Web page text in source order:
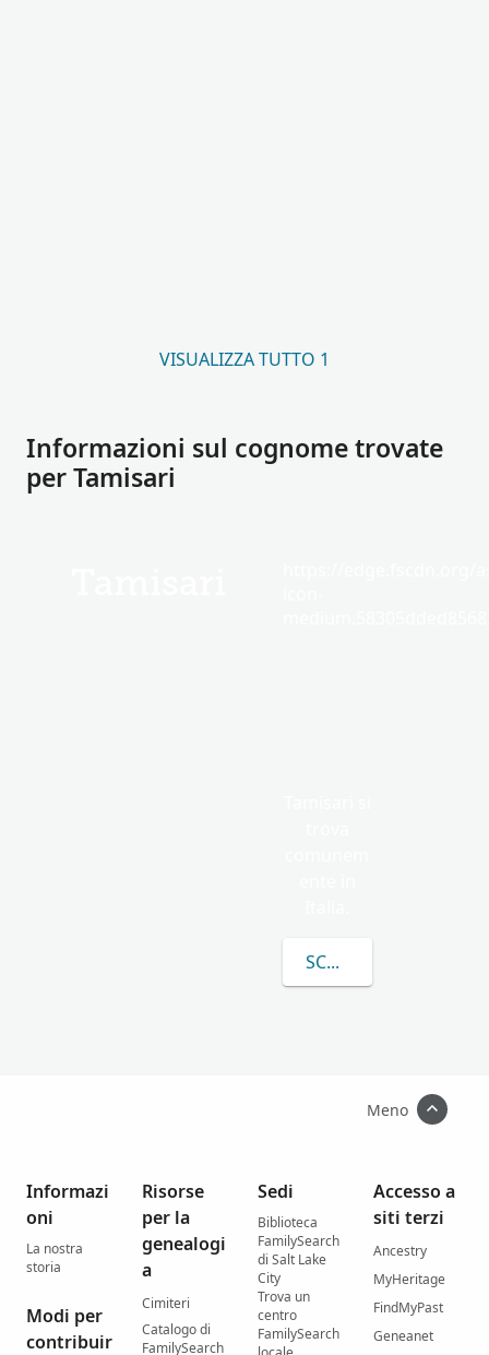
VISUALIZZA TUTTO 1
Informazioni sul cognome trovate
per Tamisari
SCOPRI DI PIÙ SU
Meno
Informazi
oni
La nostra
storia
Modi per
contribuir
Risorse
per la
genealogi
a
Cimiteri
Catalogo di
FamilySearch
Sedi
Biblioteca
FamilySearch
di Salt Lake
City
Trova un
centro
FamilySearch
Accesso a
siti terzi
Ancestry
MyHeritage
FindMyPast
Geneanet